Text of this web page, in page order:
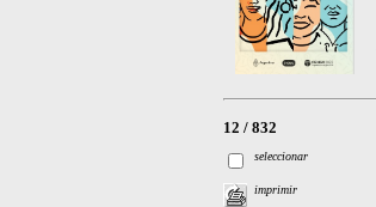
12 / 832
seleccionar
imprimir